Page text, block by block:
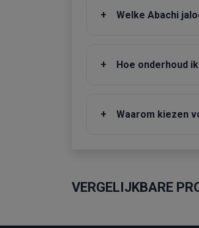
+ Welke Abachi
+ Hoe onderhoud
+ Waarom kiezen
VERGELIJKBARE